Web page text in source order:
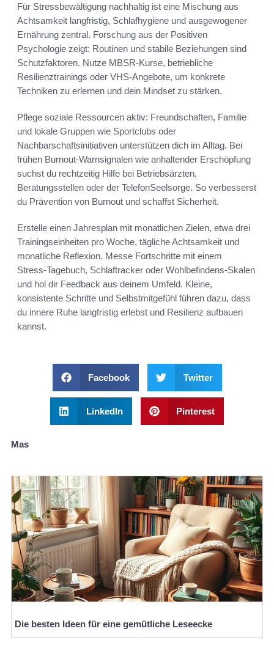
Für Stressbewältigung nachhaltig ist eine Mischung aus
Achtsamkeit langfristig, Schlafhygiene und ausgewogener
Ernährung zentral. Forschung aus der Positiven
Psychologie zeigt: Routinen und stabile Beziehungen sind
Schutzfaktoren. Nutze MBSR‑Kurse, betriebliche
Resilienztrainings oder VHS‑Angebote, um konkrete
Techniken zu erlernen und dein Mindset zu stärken.
Pflege soziale Ressourcen aktiv: Freundschaften, Familie
und lokale Gruppen wie Sportclubs oder
Nachbarschaftsinitiativen unterstützen dich im Alltag. Bei
frühen Burnout‑Warnsignalen wie anhaltender Erschöpfung
suchst du rechtzeitig Hilfe bei Betriebsärzten,
Beratungsstellen oder der TelefonSeelsorge. So verbesserst
du Prävention von Burnout und schaffst Sicherheit.
Erstelle einen Jahresplan mit monatlichen Zielen, etwa drei
Trainingseinheiten pro Woche, tägliche Achtsamkeit und
monatliche Reflexion. Messe Fortschritte mit einem
Stress‑Tagebuch, Schlaftracker oder Wohlbefindens‑Skalen
und hol dir Feedback aus deinem Umfeld. Kleine,
konsistente Schritte und Selbstmitgefühl führen dazu, dass
du innere Ruhe langfristig erlebst und Resilienz aufbauen
kannst.
Facebook Twitter
LinkedIn Pinterest
Mas
Die besten Ideen für eine gemütliche Leseecke